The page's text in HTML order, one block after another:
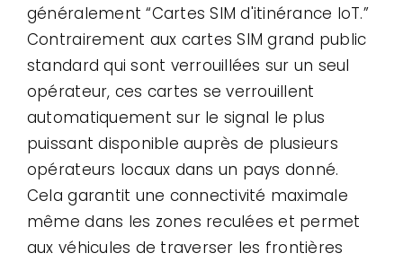
généralement “Cartes SIM d'itinérance IoT.”
Contrairement aux cartes SIM grand public
standard qui sont verrouillées sur un seul
opérateur, ces cartes se verrouillent
automatiquement sur le signal le plus
puissant disponible auprès de plusieurs
opérateurs locaux dans un pays donné.
Cela garantit une connectivité maximale
même dans les zones reculées et permet
aux véhicules de traverser les frontières